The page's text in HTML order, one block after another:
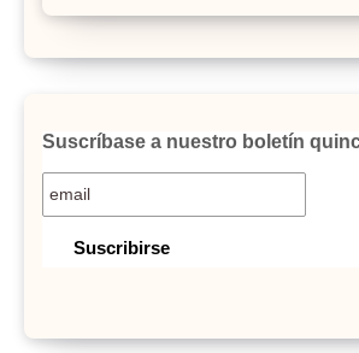
Suscríbase a nuestro boletín